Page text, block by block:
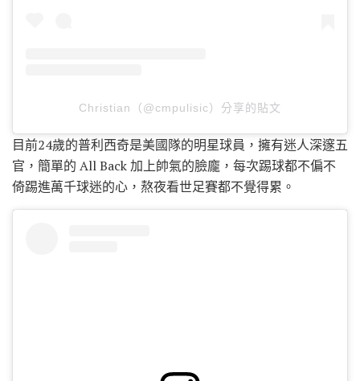
Christian（@cmpulisic）分享的貼文
目前24歲的普利西奇是美國隊的明星球員，擁有迷人深邃五
官，簡單的 All Back 加上帥氣的臉龐，每次踢球都不偏不
倚踢進萬千球迷的心，熬夜看世足賽都不覺得累。